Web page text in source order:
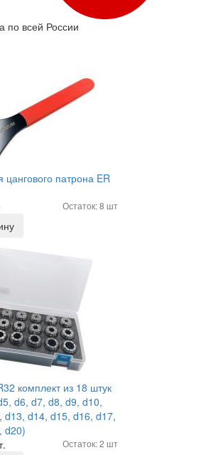
по всей России
цангового патрона ER
Остаток: 8 шт
комплект из 18 штук
d6, d7, d8, d9, d10,
d13, d14, d15, d16, d17,
d20)
Остаток: 2 шт